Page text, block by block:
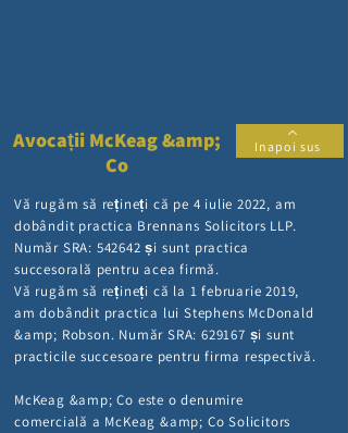
Avocații McKeag &amp;
Co
Inapoi sus
Vă rugăm să rețineți că pe 4 iulie 2022, am
dobândit practica Brennans Solicitors LLP.
Număr SRA: 542642și sunt practica
succesorală pentru acea firmă.
Vă rugăm să rețineți că la 1 februarie 2019,
am dobândit practica lui Stephens McDonald
&amp; Robson. Număr SRA: 629167 și sunt
practicile succesoare pentru firma respectivă.
McKeag &amp; Co este o denumire
comercială a McKeag &amp; Co Solicitors